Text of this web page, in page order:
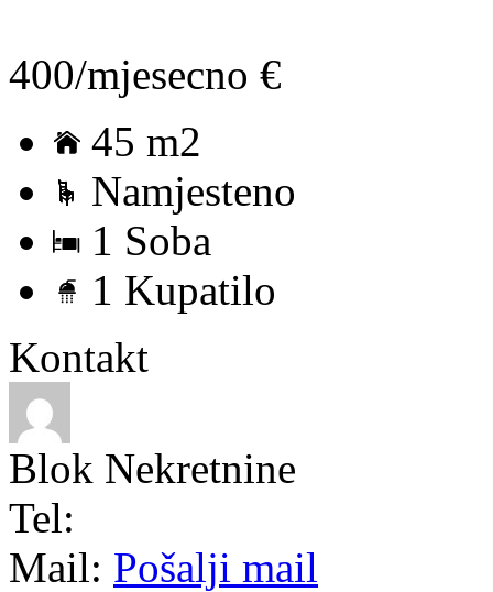
400/mjesecno €
45 m2
Namjesteno
1 Soba
1 Kupatilo
Kontakt
Blok Nekretnine
Tel:
Mail: Pošalji mail